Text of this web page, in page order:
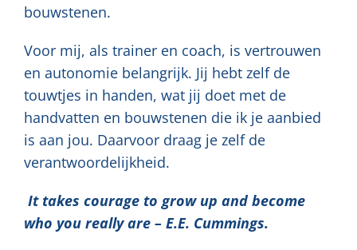
bouwstenen.
Voor mij, als trainer en coach, is vertrouwen
en autonomie belangrijk. Jij hebt zelf de
touwtjes in handen, wat jij doet met de
handvatten en bouwstenen die ik je aanbied
is aan jou. Daarvoor draag je zelf de
verantwoordelijkheid.
It takes courage to grow up and become
who you really are – E.E. Cummings.